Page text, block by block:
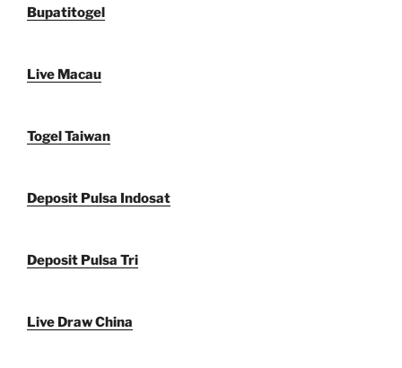
Bupatitogel
Live Macau
Togel Taiwan
Deposit Pulsa Indosat
Deposit Pulsa Tri
Live Draw China